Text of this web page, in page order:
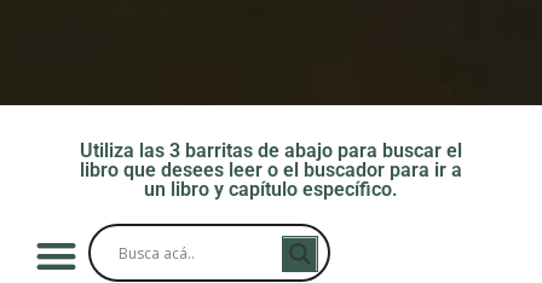
Utiliza las 3 barritas de abajo para buscar el
libro que desees leer o el buscador para ir a
un libro y capítulo específico.